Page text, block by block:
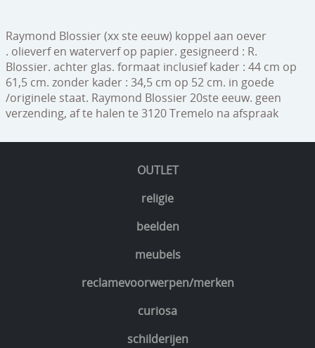
OUTLET
religie
beelden
meubels
reclamevoorwerpen/merken
curiosa
schilderijen
Raymond Blossier (xx ste eeuw) koppel aan oever
. olieverf en waterverf op papier. gesigneerd : R.
Blossier. achter glas. formaat inclusief kader : 44 cm op
61,5 cm. zonder kader : 34,5 cm op 52 cm. in goede
/originele staat. Raymond Blossier 20ste eeuw. geen
verzending, af te halen te 3120 Tremelo na afspraak